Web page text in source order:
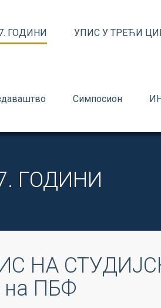
ГОДИНИ УПИС У ТРЕЋИ
Симпосион
ГОДИНИ
НА
на ПБФ